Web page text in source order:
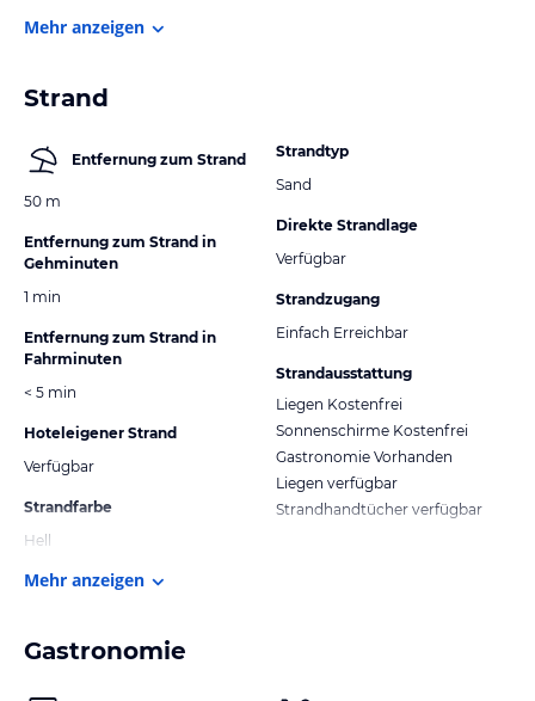
Mehr anzeigen
Strand
Entfernung zum Strand
50 m
Entfernung zum Strand in
Gehminuten
1 min
Entfernung zum Strand in
Fahrminuten
< 5 min
Hoteleigener Strand
Verfügbar
Strandfarbe
Hell
Strandtyp
Sand
Direkte Strandlage
Verfügbar
Strandzugang
Einfach Erreichbar
Strandausstattung
Liegen Kostenfrei
Sonnenschirme Kostenfrei
Gastronomie Vorhanden
Liegen verfügbar
Strandhandtücher verfügbar
Mehr anzeigen
Gastronomie